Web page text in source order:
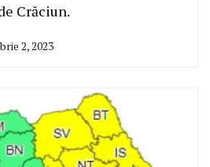
Crăciun.
2, 2023